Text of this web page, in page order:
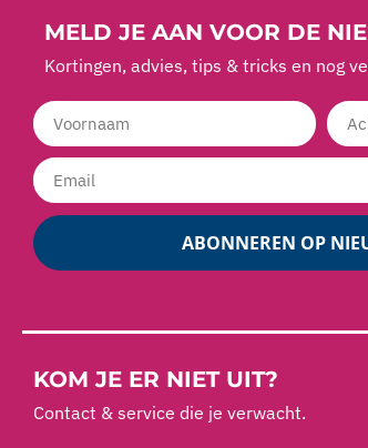
MELD JE AAN VOOR DE
Kortingen, advies, tips & tricks en nog
ABONNEREN OP
KOM JE ER NIET UIT?
Contact & service die je verwacht.